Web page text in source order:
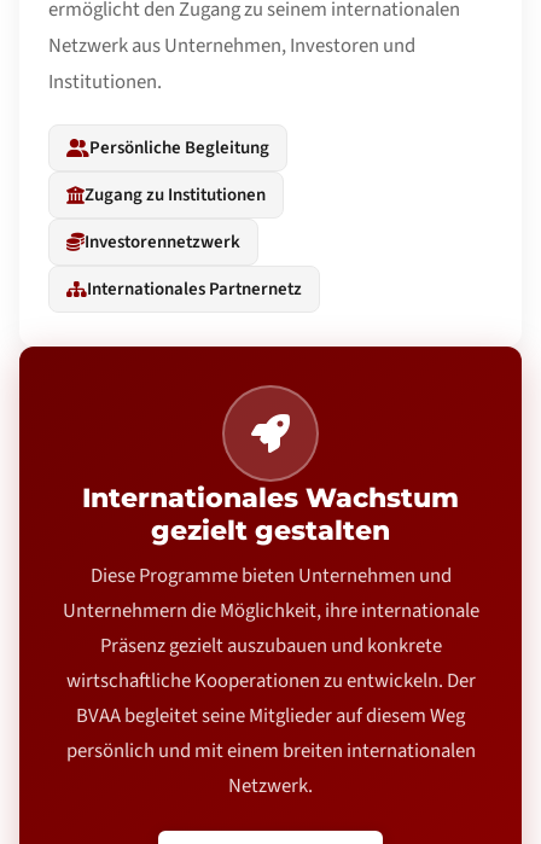
ermöglicht den Zugang zu seinem internationalen
Netzwerk aus Unternehmen, Investoren und
Institutionen.
Persönliche Begleitung
Zugang zu Institutionen
Investorennetzwerk
Internationales Partnernetz
Internationales Wachstum
gezielt gestalten
Diese Programme bieten Unternehmen und
Unternehmern die Möglichkeit, ihre internationale
Präsenz gezielt auszubauen und konkrete
wirtschaftliche Kooperationen zu entwickeln. Der
BVAA begleitet seine Mitglieder auf diesem Weg
persönlich und mit einem breiten internationalen
Netzwerk.